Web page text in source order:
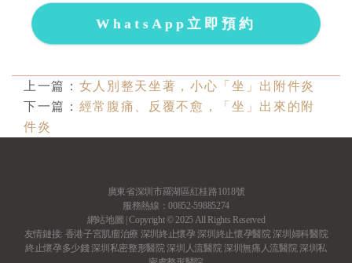
WhatsApp立即預約
上一篇： 女人別整天坐著，小心「坐」出附件炎
下一篇： 經常腹痛、反覆不愈，「坐」出來的附
件炎
廣東省深圳市羅湖區紅桂路1018號
服務熱線：00852-59885274
網站地圖 | Copyright © 2025 All Rights Reserved
友情鏈接: 香港子宮肌瘤治療 深圳終止懷孕深圳終止懷孕醫院深圳婦科醫院
終止懷孕多少錢深圳私密整形醫院深圳人流醫院深圳無痛人流醫院深圳私